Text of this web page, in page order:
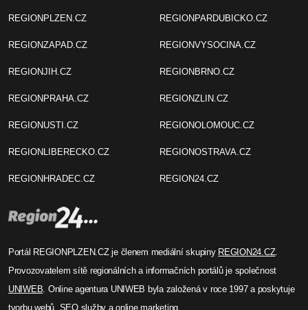
REGIONPLZEN.CZ
REGIONZAPAD.CZ
REGIONJIH.CZ
REGIONPRAHA.CZ
REGIONUSTI.CZ
REGIONLIBERECKO.CZ
REGIONHRADEC.CZ
REGIONPARDUBICKO.CZ
REGIONVYSOCINA.CZ
REGIONBRNO.CZ
REGIONZLIN.CZ
REGIONOLOMOUC.CZ
REGIONOSTRAVA.CZ
REGION24.CZ
Portál REGIONPLZEN.CZ je členem mediální skupiny REGION24.CZ.
Provozovatelem sítě regionálních a informačních portálů je společnost
UNIWEB. Online agentura UNIWEB byla založená v roce 1997 a poskytuje
tvorbu webů, SEO služby a online marketing.